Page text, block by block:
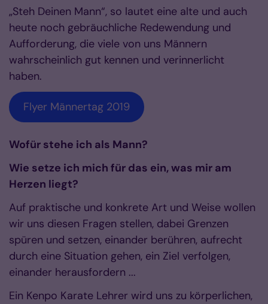
„Steh Deinen Mann“, so lautet eine alte und auch
heute noch gebräuchliche Redewendung und
Aufforderung, die viele von uns Männern
wahrscheinlich gut kennen und verinnerlicht
haben.
Flyer Männertag 2019
Wofür stehe ich als Mann?
Wie setze ich mich für das ein, was mir am
Herzen liegt?
Auf praktische und konkrete Art und Weise wollen
wir uns diesen Fragen stellen, dabei Grenzen
spüren und setzen, einander berühren, aufrecht
durch eine Situation gehen, ein Ziel verfolgen,
einander herausfordern ...
Ein Kenpo Karate Lehrer wird uns zu körperlichen,